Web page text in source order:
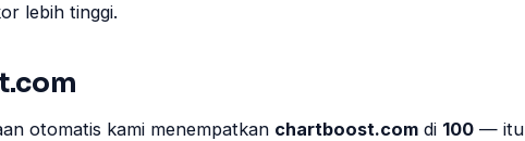
lebih tinggi.
otomatis kami menempatkan chartboost.com di 100 — itu